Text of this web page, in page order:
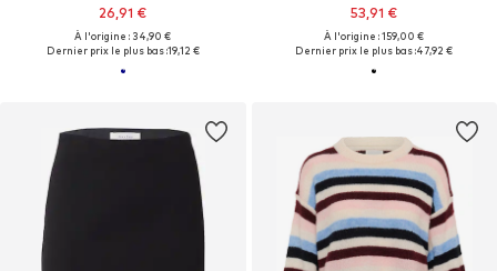
26,91 €
À l'origine : 34,90 €
Dernier prix le plus bas :19,12 €
53,91 €
À l'origine : 159,00 €
Dernier prix le plus bas :47,92 €